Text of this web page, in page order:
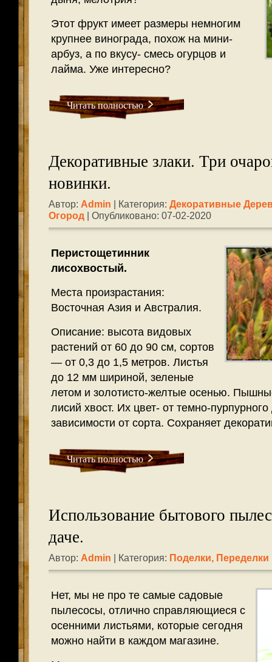
Этот фрукт имеет размеры немногим
крупнее винограда, похож на мини-
арбуз, а по вкусу- смесь огурцов и
лайма. Уже интересно?
Читать полностью
Декоративные злаки. Три
новинки.
Автор: Admin | Категория: Декоративные
Огород | Опубликовано: 07-02-2020
Перистощетинник
лисохвостый.
Места произрастания:
Восточная Азия и Австралия.
Описание: высота видовых
растений от 60 до 90 см, сортов
— от 0,3 до 1,5 метров. Листья
до 12 мм шириной, зеленые
летом и золотисто-желтые осенью.
лисий хвост. Их цвет- от темно-
зависимости от сорта. Сохраняет
Читать полностью
Использование бытового
даче.
Автор: Admin | Категория: Поделки, Переделки
Нет, мы не про те самые садовые
пылесосы, отлично справляющиеся с
осенними листьями, которые сегодня
можно найти в каждом магазине.